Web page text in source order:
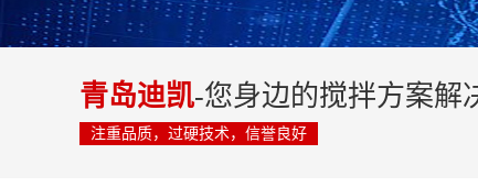
青岛迪凯-您身边的搅拌方案解
注重品质，过硬技术，信誉良好